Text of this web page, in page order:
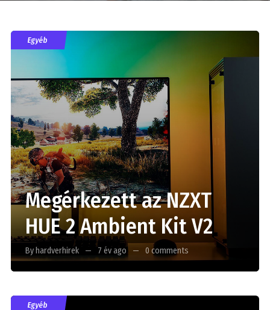
Egyéb
Megérkezett az NZXT
HUE 2 Ambient Kit V2
By hardverhirek 7 év ago 0 comments
Egyéb